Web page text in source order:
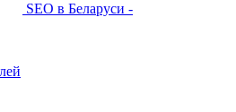
SEO в Беларуси -